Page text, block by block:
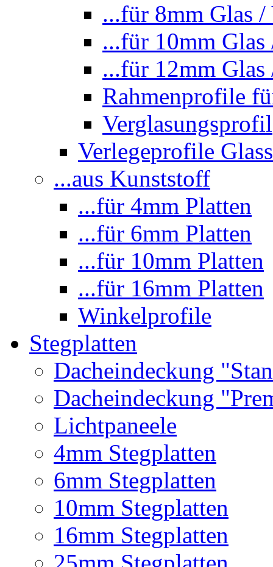
...für 8mm Glas /
...für 10mm Glas
...für 12mm Glas
Rahmenprofile
Verglasungsprofil
Verlegeprofile
...aus Kunststoff
...für 4mm Platten
...für 6mm Platten
...für 10mm Platten
...für 16mm Platten
Winkelprofile
Stegplatten
Dacheindeckung
Dacheindeckung
Lichtpaneele
4mm Stegplatten
6mm Stegplatten
10mm Stegplatten
16mm Stegplatten